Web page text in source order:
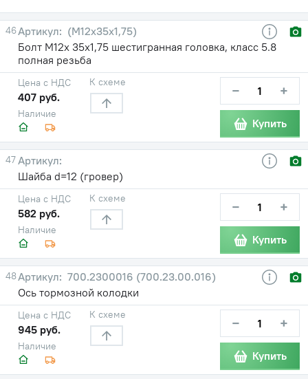
46
(М12х35х1,75)
Болт М12х 35х1,75 шестигранная головка, класс 5.8
полная резьба
Наличие
Цена с НДС
407 руб.
К схеме − +
Купить
47
Шайба d=12 (гровер)
Наличие
Цена с НДС
582 руб.
К схеме − +
Купить
48
700.2300016 (700.23.00.016)
Ось тормозной колодки
Наличие
Цена с НДС
945 руб.
К схеме − +
Купить